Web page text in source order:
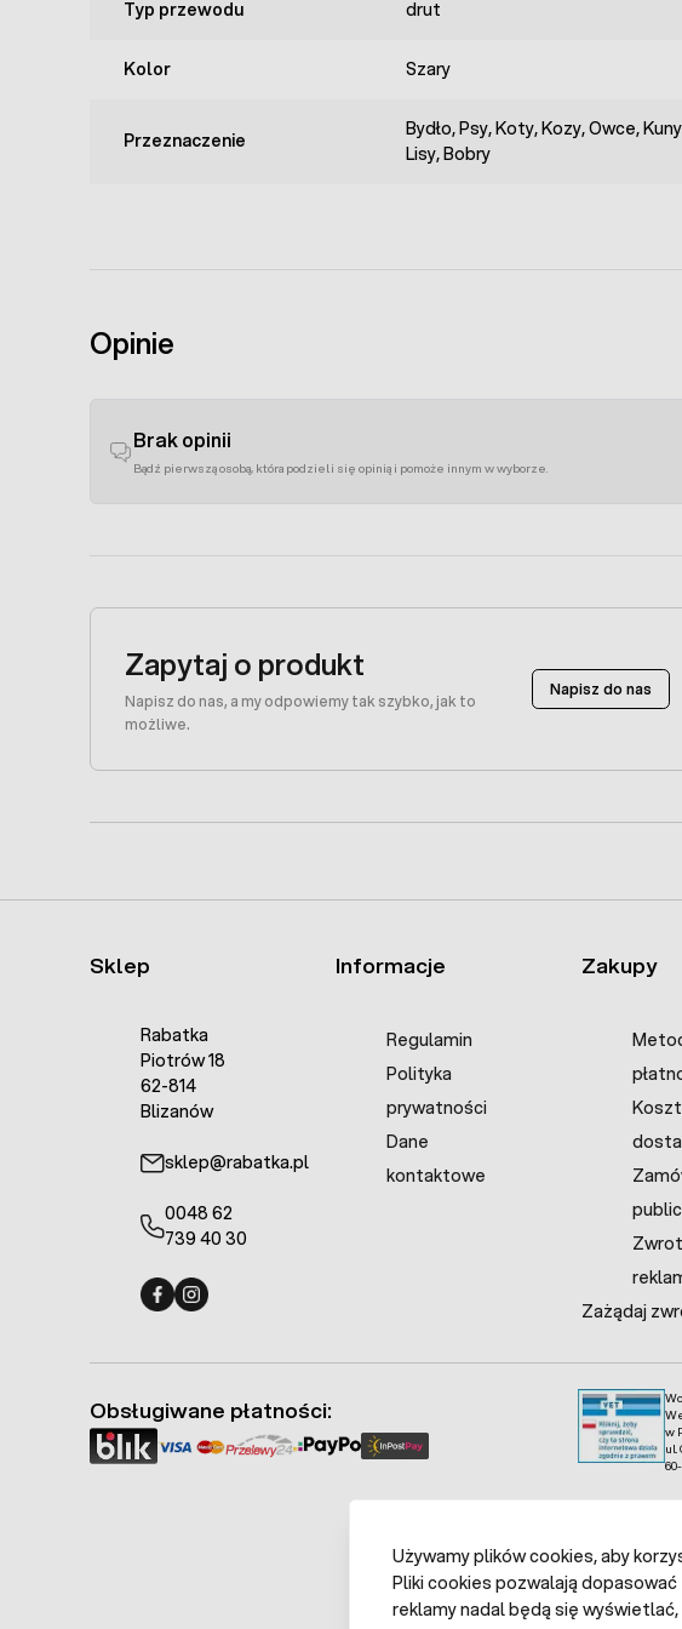
Typ przewodu drut
Kolor Szary
Przeznaczenie
Bydło, Psy, Koty, Kozy, Owce,
Lisy, Bobry
Opinie
Brak opinii
Bądź pierwszą osobą, która podzieli się opinią i pomoże innym w wyborze.
Zapytaj o produkt
Napisz do nas, a my odpowiemy tak szybko, jak to
możliwe.
Napisz do nas
Sklep
Rabatka
Piotrów 18
62-814
Blizanów
sklep@rabatka.pl
0048 62
739 40 30
Informacje
Regulamin
Polityka
prywatności
Dane
kontaktowe
Zakupy
Zażądaj
w
ul.
Obsługiwane płatności:
Używamy plików cookies, aby
Pliki cookies pozwalają
reklamy nadal będą się